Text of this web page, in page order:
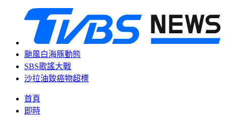
颱風白海豚動態
SBS歌謠大戰
沙拉油致癌物超標
首頁
即時